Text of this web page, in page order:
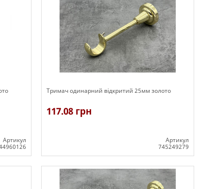
Артикул
Тримач одинарний відкритий 25мм золото
117.08 грн
Артикул
745249279